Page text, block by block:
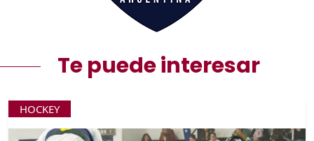
Te puede interesar
HOCKEY